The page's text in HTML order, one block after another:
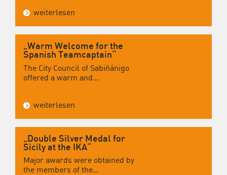
weiterlesen
„Warm Welcome for the
Spanish Teamcaptain“
The City Council of Sabiñánigo
offered a warm and...
weiterlesen
„Double Silver Medal for
Sicily at the IKA“
Major awards were obtained by
the members of the...